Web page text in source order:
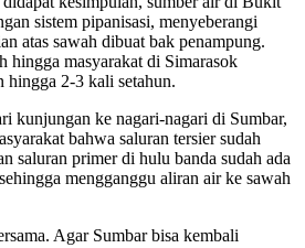
sistem pipanisasi, menyeberangi
atas sawah dibuat bak penampung.
hingga masyarakat di Simarasok
hingga 2-3 kali setahun.
kunjungan ke nagari-nagari di Sumbar,
bahwa saluran tersier sudah
saluran primer di hulu banda sudah ada
mengganggu aliran air ke sawah
Agar Sumbar bisa kembali